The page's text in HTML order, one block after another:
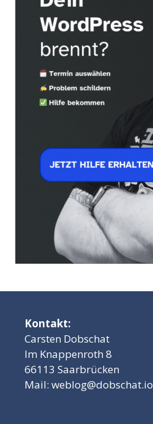
Kontakt:
Carsten Dobschat
Im Knappenroth 8
66113 Saarbrücken
Mail: weblog@dobschat.io